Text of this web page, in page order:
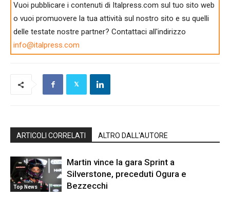
Vuoi pubblicare i contenuti di Italpress.com sul tuo sito web
o vuoi promuovere la tua attività sul nostro sito e su quelli
delle testate nostre partner? Contattaci all'indirizzo
info@italpress.com
ARTICOLI CORRELATI ALTRO DALL'AUTORE
Top News
Martin vince la gara Sprint a
Silverstone, preceduti Ogura e
Bezzecchi